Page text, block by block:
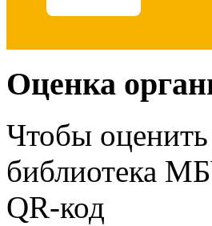
Оценка
Чтобы
библиотека
QR-код